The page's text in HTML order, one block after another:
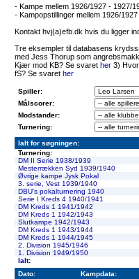
- Kampe mellem 1926/1927 - 1927/
- Kampopstillinger mellem 1926/
Kontakt hvj(a)efb.dk hvis du ligger
Tre eksempler til databasens
med Jess Thorup som
Kjær mod KB? Se svaret her 3)
fS? Se svaret her
Spiller:
Målscorer:
Modstander:
Turnering:
Ialt for søgningen:
Turnering:
DM II Serie 1938/1939
Mesterrækken Syd 1939/1940
Øvrige kampe Jysk Pokal
3. serie, Vest 1939/1940
DBU's pokalturnering 1940
Serie I Kreds 4 1940/1941
DM Kreds 1 1941/1942
DM Kreds 1 1942/1943
Slutkampe 1942/1943
DM Kreds 1 1943/1944
DM Kreds 1 1944/1945
2. Division 1945/1946
1. Division 1949/1950
Ialt:
Dato:
Kampdata: